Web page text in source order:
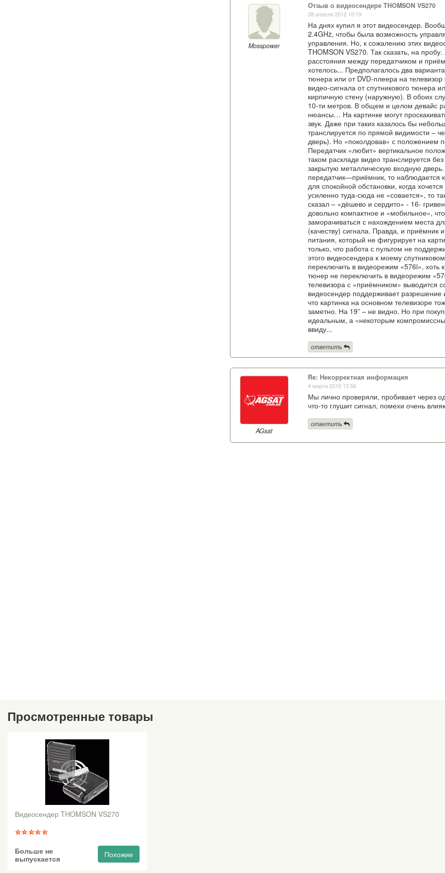
Mosspower
Отзыв о видеосендере THOMSON VS270
28 апреля 2012 10:19
На днях купил я этот видеосендер.
2.4GHz, чтобы была возможность
управления. Но, к сожалению этих
THOMSON VS270. Так сказать, на
расстояния между передатчиком и
хотелось... Предполагалось два
тюнера или от DVD-плеера на
видео-сигнала от спутникового тюнера
кирпичную стену (наружную). В обоих
10-ти метров. В общем и целом девайс
нюансы… На картинке могут
звук. Даже при таких казалось бы
транслируется по прямой видимости –
дверь). Но «поколдовав» с положением
Передатчик «любит» вертикальное
таком раскладе видео транслируется
закрытую металлическую входную
передатчик—приёмник, то наблюдается
для спокойной обстановки, когда
усиленно туда-сюда не «совается», то
сказал – «дёшево и сердито» - 16-
довольно компактное и «мобильное»,
заморачиваться с нахождением места
(качеству) сигнала. Правда, и приёмник
питания, который не фигурирует на
только, что работа с пультом не
этого видеосендера к моему
переключить в видеорежим «576i», хоть
тюнер не переключить в видеорежим
телевизора с «приёмником» выводится
видеосендер поддерживает разрешение
что картинка на основном телевизоре
заметно. На 19” – не видно. Но при
идеальным, а «некоторым
ввиду...
ответить
AGsat
Re: Некорректная информация
4 марта 2010 13:56
Мы лично проверяли, пробивает через
что-то глушит сигнал, помехи очень
ответить
Просмотренные товары
Видеосендер THOMSON VS270
Больше не
выпускается
Похожие